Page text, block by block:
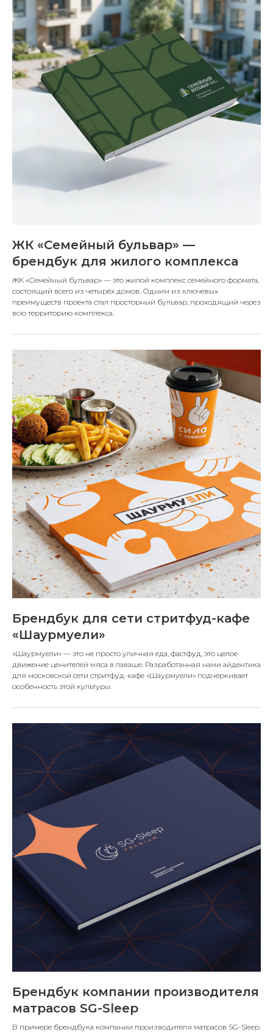
ЖК «Семейный бульвар» —
брендбук для жилого комплекса
ЖК «Семейный бульвар» — это жилой комплекс семейного формата,
состоящий всего из четырёх домов. Одним из ключевых
преимуществ проекта стал просторный бульвар, проходящий через
всю территорию комплекса.
Брендбук для сети стритфуд-кафе
«Шаурмуели»
«Шаурмуели» — это не просто уличная еда, фастфуд, это целое
движение ценителей мяса в лаваше. Разработанная нами айдентика
для московской сети стритфуд-кафе «Шаурмуели» подчеркивает
особенность этой культуры.
Брендбук компании производителя
матрасов SG-Sleep
В примере брендбука компании производителя матрасов SG-Sleep